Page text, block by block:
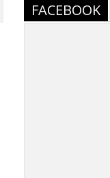
FACEBOOK